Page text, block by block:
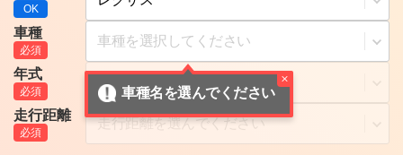
車種
車種名を選んでください
年式
走行距離